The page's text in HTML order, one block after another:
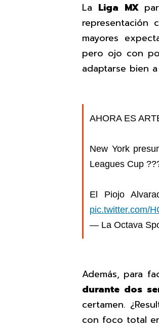
La Liga MX
representación
mayores
pero ojo con
adaptarse bien
AHORA ES
New York
Leagues Cup
El Piojo
pic.twitter.com/
— La Octava
Además, para
durante dos
certamen.
con foco total